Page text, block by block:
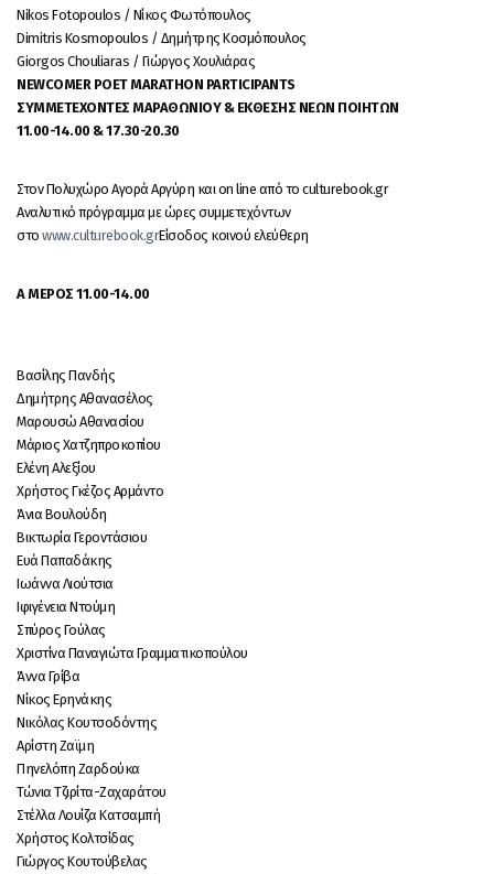
Nikos Fotopoulos / Nίκος Φωτόπουλος
Dimitris Kosmopoulos / Δημήτρης Κοσμόπουλος
Giorgos Chouliaras / Γιώργος Χουλιάρας
NEWCOMER POET MARATHON PARTICIPANTS
ΣΥΜΜΕΤΕΧΟΝΤΕΣ ΜΑΡΑΘΩΝΙΟΥ & ΕΚΘΕΣΗΣ ΝΕΩΝ ΠΟΙΗΤΩΝ
11.00-14.00 & 17.30-20.30
Στον Πολυχώρο Αγορά Αργύρη και on line από το culturebook.gr
Αναλυτικό πρόγραμμα με ώρες συμμετεχόντων
στο www.culturebook.grΕίσοδος κοινού ελεύθερη
Α ΜΕΡΟΣ 11.00-14.00
Βασίλης Πανδής
Δημήτρης Αθανασέλος
Μαρουσώ Αθανασίου
Μάριος Χατζηπροκοπίου
Ελένη Αλεξίου
Χρήστος Γκέζος Αρμάντο
Άνια Βουλούδη
Βικτωρία Γεροντάσιου
Ευά Παπαδάκης
Ιωάννα Λιούτσια
Ιφιγένεια Ντούμη
Σπύρος Γούλας
Χριστίνα Παναγιώτα Γραμματικοπούλου
Άννα Γρίβα
Νίκος Ερηνάκης
Νικόλας Κουτσοδόντης
Αρίστη Ζαϊμη
Πηνελόπη Ζαρδούκα
Τώνια Τζιρίτα-Ζαχαράτου
Στέλλα Λουίζα Κατσαμπή
Χρήστος Κολτσίδας
Γιώργος Κουτούβελας